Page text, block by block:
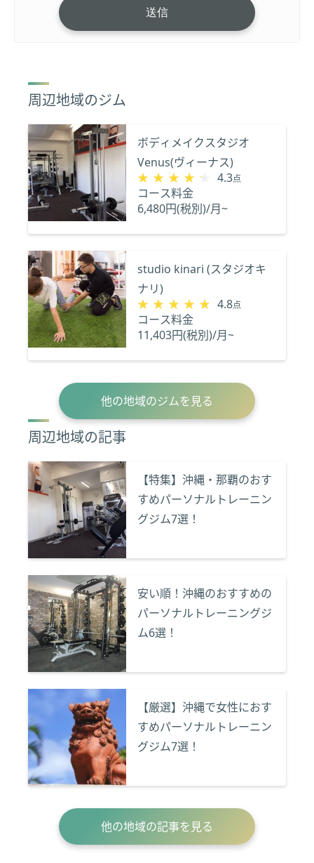
周辺地域のジム
ボディメイクスタジオ
Venus(ヴィーナス)
★★★★★
★★★★★ 4.3点
コース料金
6,480円(税別)/月~
studio kinari (スタジオキ
ナリ)
★★★★★
★★★★★ 4.8点
コース料金
11,403円(税別)/月~
他の地域のジムを見る
周辺地域の記事
【特集】沖縄・那覇のおす
すめパーソナルトレーニン
グジム7選！
安い順！沖縄のおすすめの
パーソナルトレーニングジ
ム6選！
【厳選】沖縄で女性におす
すめパーソナルトレーニン
グジム7選！
他の地域の記事を見る